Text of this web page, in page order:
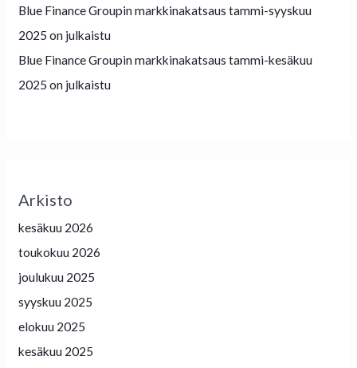
Blue Finance Groupin markkinakatsaus tammi-syyskuu
2025 on julkaistu
Blue Finance Groupin markkinakatsaus tammi-kesäkuu
2025 on julkaistu
Arkisto
kesäkuu 2026
toukokuu 2026
joulukuu 2025
syyskuu 2025
elokuu 2025
kesäkuu 2025